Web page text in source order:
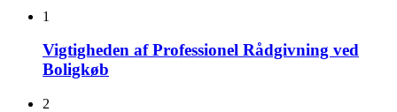
1
Vigtigheden af Professionel Rådgivning ved
Boligkøb
2